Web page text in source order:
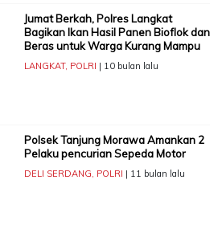
Jumat Berkah, Polres Langkat
Bagikan Ikan Hasil Panen Bioflok dan
Beras untuk Warga Kurang Mampu
LANGKAT, POLRI | 10 bulan lalu
Polsek Tanjung Morawa Amankan 2
Pelaku pencurian Sepeda Motor
DELI SERDANG, POLRI | 11 bulan lalu